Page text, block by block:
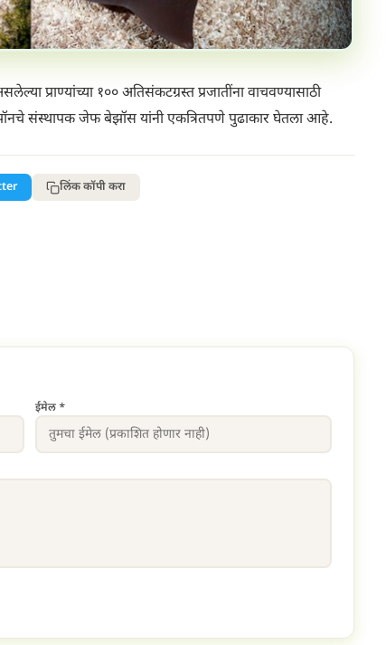
प्राण्यांच्या १०० अतिसंकटग्रस्त प्रजातींना वाचवण्यासाठी
संस्थापक जेफ बेझॉस यांनी एकत्रितपणे पुढाकार घेतला आहे.
लिंक कॉपी करा
ईमेल *